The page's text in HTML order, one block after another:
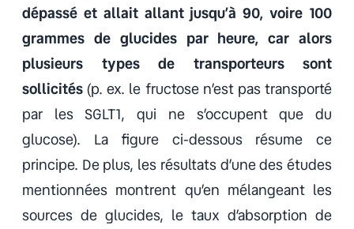
dépassé et allait allant jusqu’à 90, voire 100
grammes de glucides par heure, car alors
plusieurs types de transporteurs sont
sollicités(p. ex. le fructose n’est pas transporté
par les SGLT1, qui ne s’occupent que du
glucose). La figure ci-dessous résume ce
principe. De plus, les résultats d’une des études
mentionnées montrent qu’en mélangeant les
sources de glucides, le taux d’absorption de